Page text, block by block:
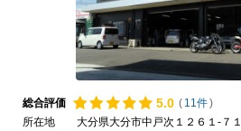
総合評価 5.0 ( 11件)
所在地
大分県大分市中戸次１２６１-７１